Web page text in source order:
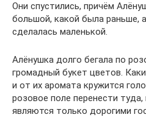
Они спустились, причём
большой, какой была раньше,
сделалась маленькой.
Алёнушка долго бегала по
громадный букет цветов.
и от их аромата кружится
розовое поле перенести туда,
являются только дорогими